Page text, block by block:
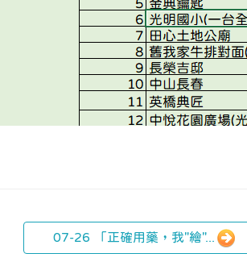
07-26 「正確用藥，我"繪"...